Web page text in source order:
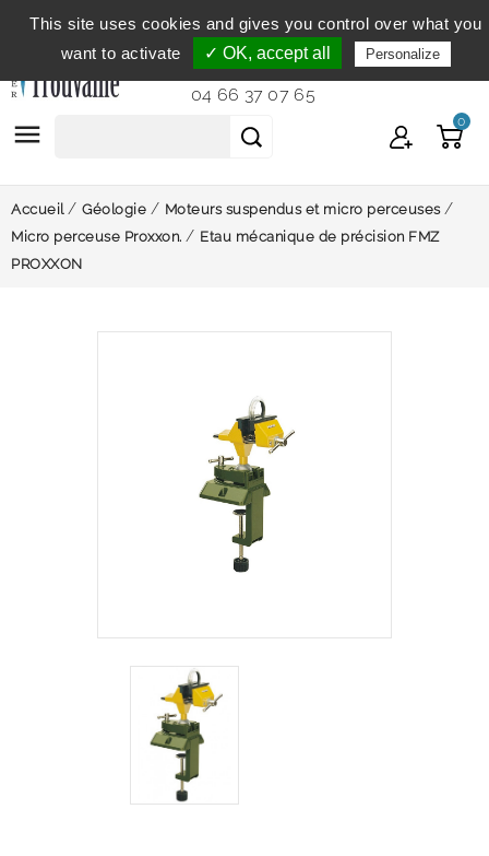
Service clientèle
du lundi au vendredi de 9h à 12h et
de 14h à 18h...
04 66 37 07 65
 0
Accueil Géologie
Moteurs suspendus et micro perceuses
Micro perceuse Proxxon.
Etau mécanique de précision FMZ
PROXXON
This site uses cookies and gives you control over what you
want to activate
✓ OK, accept all Personalize